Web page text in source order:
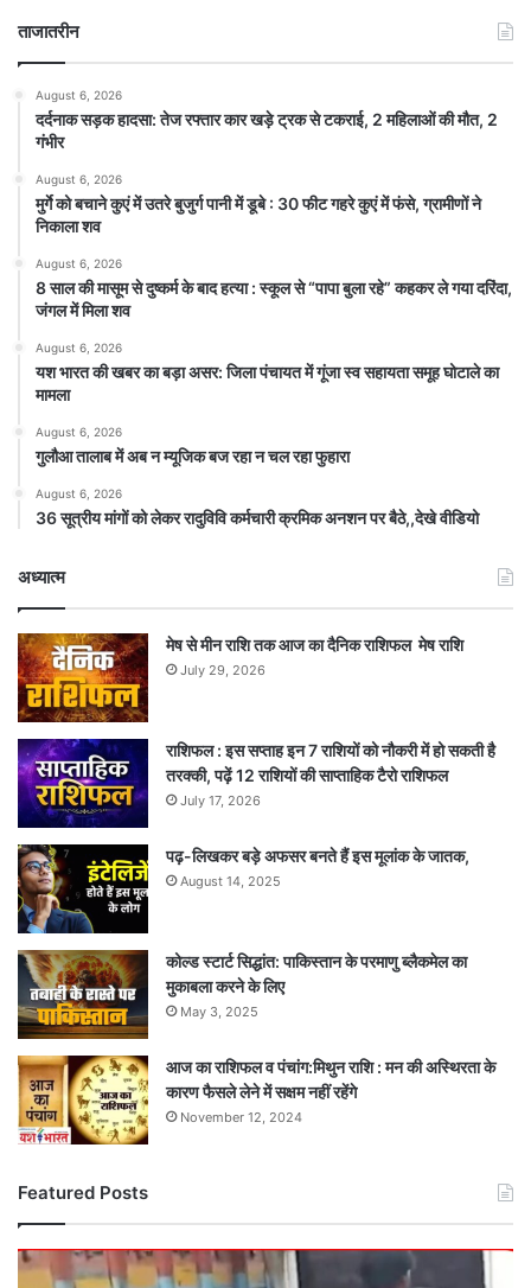
ताजातरीन
August 6, 2026
दर्दनाक सड़क हादसा: तेज रफ्तार कार खड़े ट्रक से टकराई, 2 महिलाओं की मौत, 2
गंभीर
August 6, 2026
मुर्गे को बचाने कुएं में उतरे बुजुर्ग पानी में डूबे : 30 फीट गहरे कुएं में फंसे, ग्रामीणों ने
निकाला शव
August 6, 2026
8 साल की मासूम से दुष्कर्म के बाद हत्या : स्कूल से “पापा बुला रहे” कहकर ले गया दरिंदा,
जंगल में मिला शव
August 6, 2026
यश भारत की खबर का बड़ा असर: जिला पंचायत में गूंजा स्व सहायता समूह घोटाले का
मामला
August 6, 2026
गुलौआ तालाब में अब न म्यूजिक बज रहा न चल रहा फुहारा
August 6, 2026
36 सूत्रीय मांगों को लेकर रादुविवि कर्मचारी क्रमिक अनशन पर बैठे,,देखे वीडियो
अध्यात्म
मेष से मीन राशि तक आज का दैनिक राशिफल मेष राशि
July 29, 2026
राशिफल : इस सप्ताह इन 7 राशियों को नौकरी में हो सकती है
तरक्की, पढ़ें 12 राशियों की साप्ताहिक टैरो राशिफल
July 17, 2026
पढ़-लिखकर बड़े अफसर बनते हैं इस मूलांक के जातक,
August 14, 2025
कोल्ड स्टार्ट सिद्धांत: पाकिस्तान के परमाणु ब्लैकमेल का
मुकाबला करने के लिए
May 3, 2025
आज का राशिफल व पंचांग:मिथुन राशि : मन की अस्थिरता के
कारण फैसले लेने में सक्षम नहीं रहेंगे
November 12, 2024
Featured Posts
दर्दनाक